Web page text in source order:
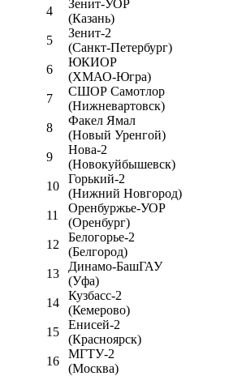
4
Зенит-УОР
(Казань)
5
Зенит-2
(Санкт-Петербург)
6
ЮКИОР
(ХМАО-Югра)
7
СШОР Самотлор
(Нижневартовск)
8
Факел Ямал
(Новый Уренгой)
9
Нова-2
(Новокуйбышевск)
10
Горький-2
(Нижний Новгород)
11
Оренбуржье-УОР
(Оренбург)
12
Белогорье-2
(Белгород)
13
Динамо-БашГАУ
(Уфа)
14
Кузбасс-2
(Кемерово)
15
Енисей-2
(Красноярск)
16
МГТУ-2
(Москва)